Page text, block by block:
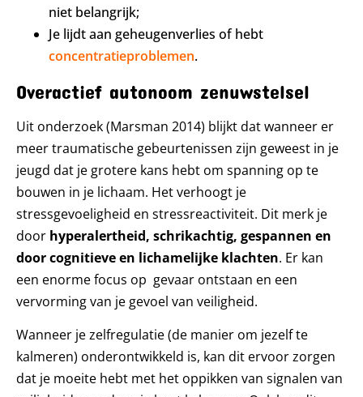
niet belangrijk;
Je lijdt aan geheugenverlies of hebt
concentratieproblemen.
Overactief autonoom zenuwstelsel
Uit onderzoek (Marsman 2014) blijkt dat wanneer er
meer traumatische gebeurtenissen zijn geweest in je
jeugd dat je grotere kans hebt om spanning op te
bouwen in je lichaam. Het verhoogt je
stressgevoeligheid en stressreactiviteit. Dit merk je
door hyperalertheid, schrikachtig, gespannen en
door cognitieve en lichamelijke klachten. Er kan
een enorme focus op gevaar ontstaan en een
vervorming van je gevoel van veiligheid.
Wanneer je zelfregulatie (de manier om jezelf te
kalmeren) onderontwikkeld is, kan dit ervoor zorgen
dat je moeite hebt met het oppikken van signalen van